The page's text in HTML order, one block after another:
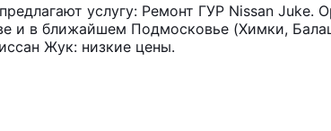
услугу: Ремонт ГУР Nissan Juke.
и в ближайшем Подмосковье (Химки,
Жук: низкие цены.